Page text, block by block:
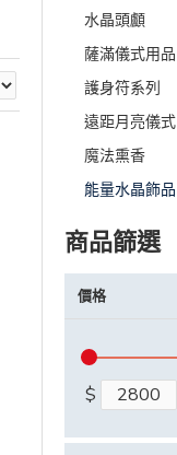
水晶頭顱
薩滿儀式用品
護身符系列
遠距月亮儀式
魔法熏香
能量水晶飾品
商品篩選
價格
$